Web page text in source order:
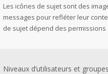
Les icônes de sujet sont des
messages pour refléter leur
de sujet dépend des
Niveaux d’utilisateurs et groupes